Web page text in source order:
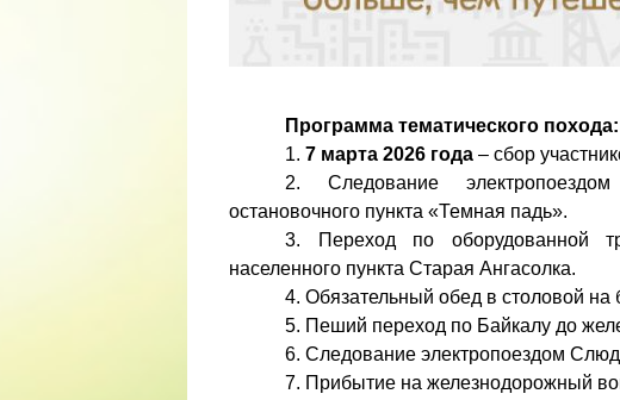
Программа тематического похода:
1.7 марта 2026 года – сбор
2. Следование
остановочного пункта «Темная падь».
3. Переход по оборудованной
населенного пункта Старая Ангасолка.
4. Обязательный обед в столовой на
5. Пеший переход по Байкалу до
6. Следование электропоездом
7. Прибытие на железнодорожный